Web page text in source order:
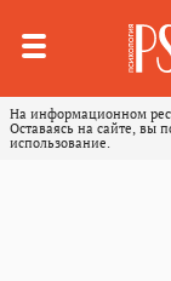
На информационном
Оставаясь на сайте, вы
использование.